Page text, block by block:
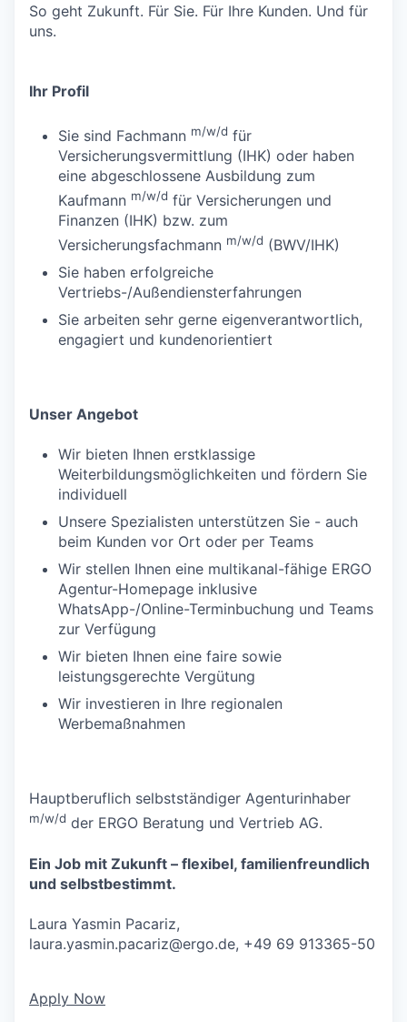
So geht Zukunft. Für Sie. Für Ihre Kunden. Und für
uns.
Ihr Profil
Sie sind Fachmann m/w/d für
Versicherungsvermittlung (IHK) oder haben
eine abgeschlossene Ausbildung zum
Kaufmann m/w/d für Versicherungen und
Finanzen (IHK) bzw. zum
Versicherungsfachmann m/w/d (BWV/IHK)
Sie haben erfolgreiche
Vertriebs-/Außendiensterfahrungen
Sie arbeiten sehr gerne eigenverantwortlich,
engagiert und kundenorientiert
Unser Angebot
Wir bieten Ihnen erstklassige
Weiterbildungsmöglichkeiten und fördern Sie
individuell
Unsere Spezialisten unterstützen Sie - auch
beim Kunden vor Ort oder per Teams
Wir stellen Ihnen eine multikanal-fähige ERGO
Agentur-Homepage inklusive
WhatsApp-/Online-Terminbuchung und Teams
zur Verfügung
Wir bieten Ihnen eine faire sowie
leistungsgerechte Vergütung
Wir investieren in Ihre regionalen
Werbemaßnahmen
Hauptberuflich selbstständiger Agenturinhaber
m/w/d der ERGO Beratung und Vertrieb AG.
Ein Job mit Zukunft – flexibel, familienfreundlich
und selbstbestimmt.
Laura Yasmin Pacariz,
laura.yasmin.pacariz@ergo.de, +49 69 913365-50
Apply Now